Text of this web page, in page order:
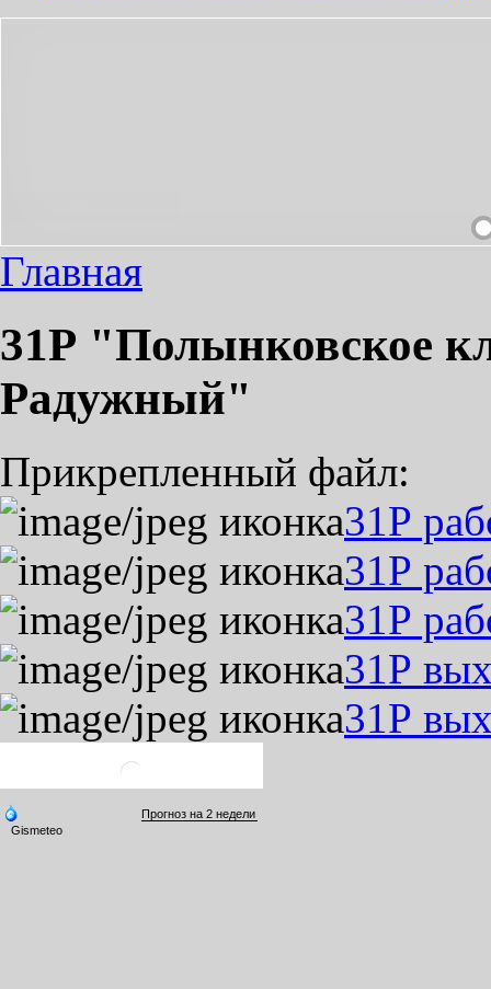
Главная
31Р "Полынковское
Радужный"
Прикрепленный файл:
31Р
31Р
31Р
31Р
31Р